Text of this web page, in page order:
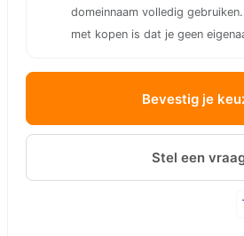
domeinnaam volledig
met kopen is dat je geen
Bevestig je
Stel een